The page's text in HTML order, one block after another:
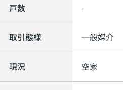
戸数 -
取引態様 一般媒介
現況 空家